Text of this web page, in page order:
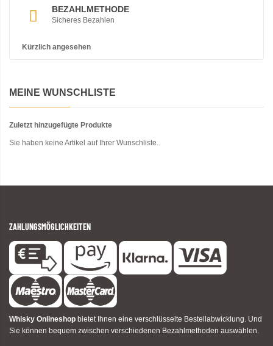
BEZAHLMETHODE
Sicheres Bezahlen
Kürzlich angesehen
MEINE WUNSCHLISTE
Zuletzt hinzugefügte Produkte
Sie haben keine Artikel auf Ihrer Wunschliste.
ZAHLUNGSMÖGLICHKEITEN
Whisky Onlineshop bietet Ihnen eine verschlüsselte Bestellabwicklung. Und
Sie können bequem zwischen verschiedenen Bezahlmethoden auswählen.